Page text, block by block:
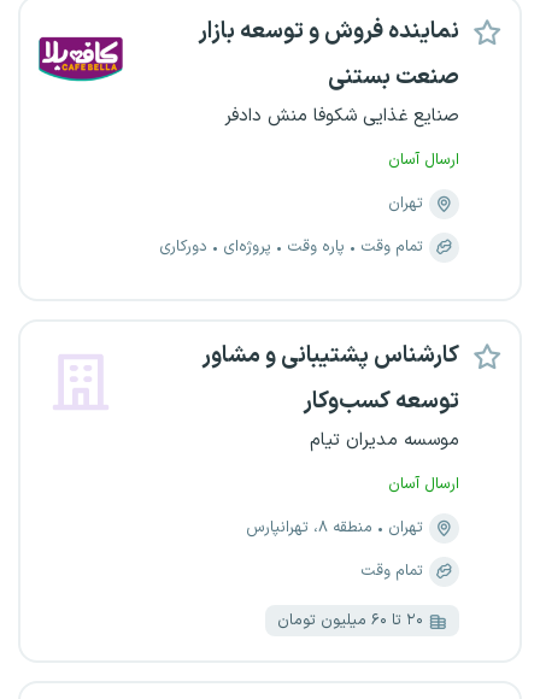
نماینده فروش و توسعه بازار
صنعت بستنی
صنایع غذایی شکوفا منش دادفر
ارسال آسان
تهران
تمام وقت
پاره وقت پروژه‌ای دورکاری
کارشناس پشتیبانی و مشاور
توسعه کسب‌وکار
موسسه مدیران تیام
ارسال آسان
تهران
منطقه ۸، تهرانپارس
تمام وقت
۲۰ تا ۶۰ میلیون تومان